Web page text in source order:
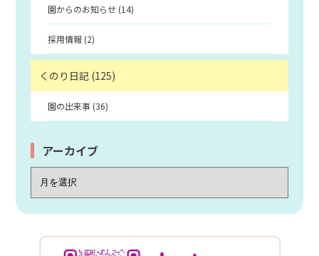
園からのお知らせ (14)
採用情報 (2)
くのり日記 (125)
園の出来事 (36)
アーカイブ